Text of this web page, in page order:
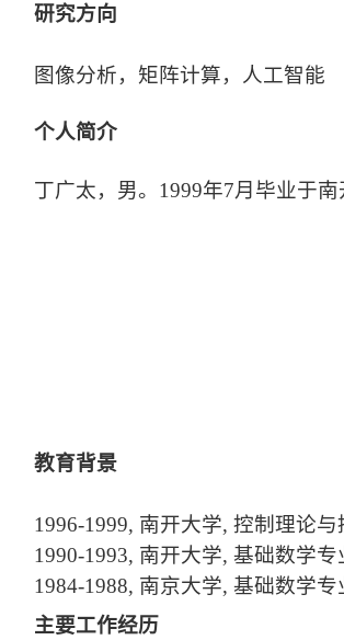
研究方向
图像分析，矩阵计算，人工智能
个人简介
丁广太，男。1999年7月毕业于
教育背景
1996-1999, 南开大学, 控制理论
1990-1993, 南开大学, 基础数学
1984-1988, 南京大学, 基础数学专
主要工作经历